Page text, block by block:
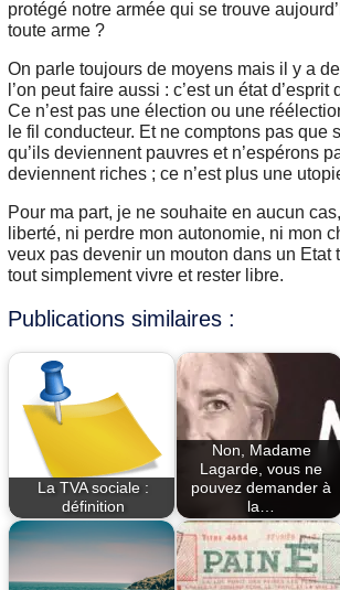
protégé notre armée qui se trouve
toute arme ?
On parle toujours de moyens mais il y a
l’on peut faire aussi : c’est un état d’esprit
Ce n’est pas une élection ou une
le fil conducteur. Et ne comptons pas que
qu’ils deviennent pauvres et n’espérons
deviennent riches ; ce n’est plus une
Pour ma part, je ne souhaite en aucun
liberté, ni perdre mon autonomie, ni mon
veux pas devenir un mouton dans un Etat
tout simplement vivre et rester libre.
Publications similaires :
La TVA sociale :
définition
Non, Madame
Lagarde, vous ne
pouvez demander à
la…